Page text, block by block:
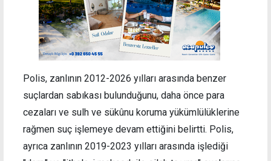
Polis, zanlının 2012-2026 yılları arasında benzer
suçlardan sabıkası bulunduğunu, daha önce para
cezaları ve sulh ve sükûnu koruma yükümlülüklerine
rağmen suç işlemeye devam ettiğini belirtti. Polis,
ayrıca zanlının 2019-2023 yılları arasında işlediği